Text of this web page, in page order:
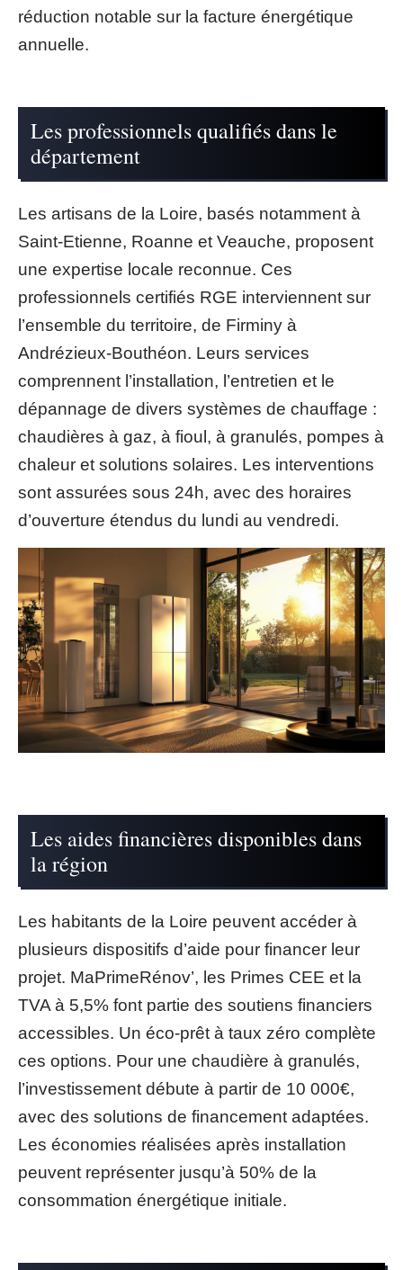
réduction notable sur la facture énergétique
annuelle.
Les professionnels qualifiés dans le
département
Les artisans de la Loire, basés notamment à
Saint-Etienne, Roanne et Veauche, proposent
une expertise locale reconnue. Ces
professionnels certifiés RGE interviennent sur
l’ensemble du territoire, de Firminy à
Andrézieux-Bouthéon. Leurs services
comprennent l’installation, l’entretien et le
dépannage de divers systèmes de chauffage :
chaudières à gaz, à fioul, à granulés, pompes à
chaleur et solutions solaires. Les interventions
sont assurées sous 24h, avec des horaires
d’ouverture étendus du lundi au vendredi.
Les aides financières disponibles dans
la région
Les habitants de la Loire peuvent accéder à
plusieurs dispositifs d’aide pour financer leur
projet. MaPrimeRénov’, les Primes CEE et la
TVA à 5,5% font partie des soutiens financiers
accessibles. Un éco-prêt à taux zéro complète
ces options. Pour une chaudière à granulés,
l’investissement débute à partir de 10 000€,
avec des solutions de financement adaptées.
Les économies réalisées après installation
peuvent représenter jusqu’à 50% de la
consommation énergétique initiale.